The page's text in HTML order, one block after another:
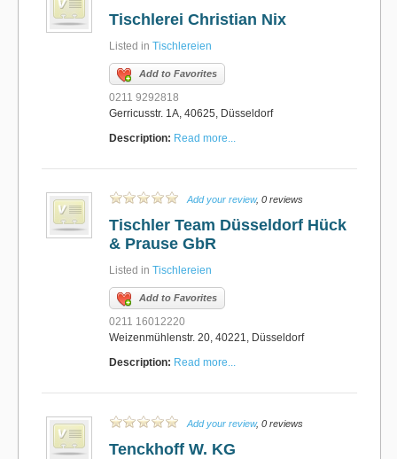
Tischlerei Christian Nix
Listed in Tischlereien
Add to Favorites
0211 9292818
Gerricusstr. 1A, 40625, Düsseldorf
Description: Read more...
Add your review, 0 reviews
Tischler Team Düsseldorf Hück
& Prause GbR
Listed in Tischlereien
Add to Favorites
0211 16012220
Weizenmühlenstr. 20, 40221, Düsseldorf
Description: Read more...
Add your review, 0 reviews
Tenckhoff W. KG